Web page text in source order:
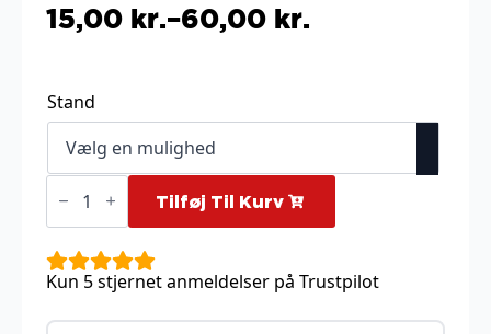
15,00 kr.–60,00 kr.
Prisinterval:
til
60,00 kr.
Stand
Lightning
Energy
130/132
-
1st
Edition
Tilføj Til Kurv
Kun 5 stjernet anmeldelser på Trustpilot